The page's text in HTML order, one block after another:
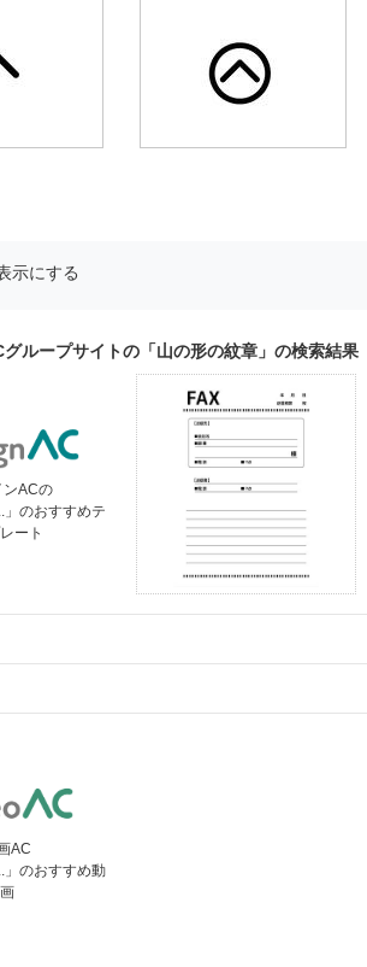
示にする
ループサイトの「山の形の紋章」の検索結果
ンACの
」のおすすめテ
ート
AC
」のおすすめ動
画